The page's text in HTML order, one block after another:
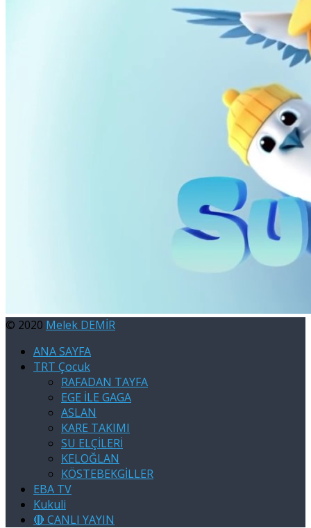
© 2020 Melek DEMİR
ANA SAYFA
TRT Çocuk
RAFADAN TAYFA
EGE İLE GAGA
ASLAN
KARE TAKIMI
SU ELÇİLERİ
KELOĞLAN
KÖSTEBEKGİLLER
EBA TV
Kukuli
🔴 CANLI YAYIN